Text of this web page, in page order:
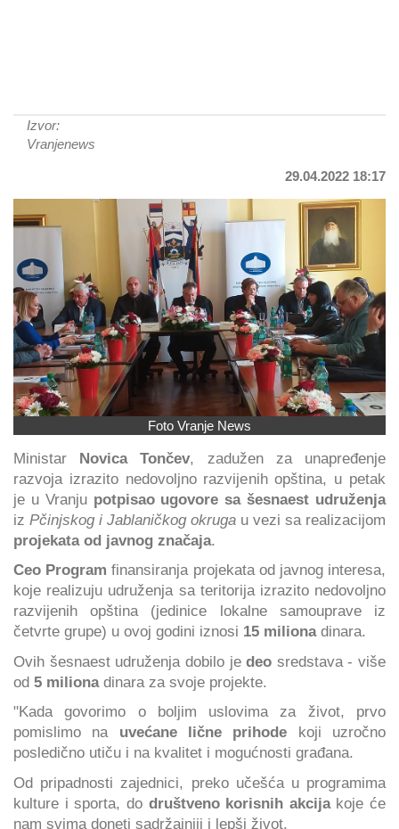
Izvor:
Vranjenews
29.04.2022 18:17
Foto Vranje News
Ministar Novica Tončev, zadužen za unapređenje
razvoja izrazito nedovoljno razvijenih opština, u petak
je u Vranju potpisao ugovore sa šesnaest udruženja
iz Pčinjskog i Jablaničkog okruga u vezi sa realizacijom
projekata od javnog značaja.
Ceo Programfinansiranja projekata od javnog interesa,
koje realizuju udruženja sa teritorija izrazito nedovoljno
razvijenih opština (jedinice lokalne samouprave iz
četvrte grupe) u ovoj godini iznosi 15 milionadinara.
Ovih šesnaest udruženja dobilo jedeo sredstava - više
od 5 miliona dinara za svoje projekte.
"Kada govorimo o boljim uslovima za život, prvo
pomislimo na uvećane lične prihode
koji uzročno
posledično utiču i na kvalitet i mogućnosti građana.
Od pripadnosti zajednici, preko učešća u programima
kulture i sporta, dodruštveno korisnih akcijakoje će
nam svima doneti sadržajniji i lepši život.